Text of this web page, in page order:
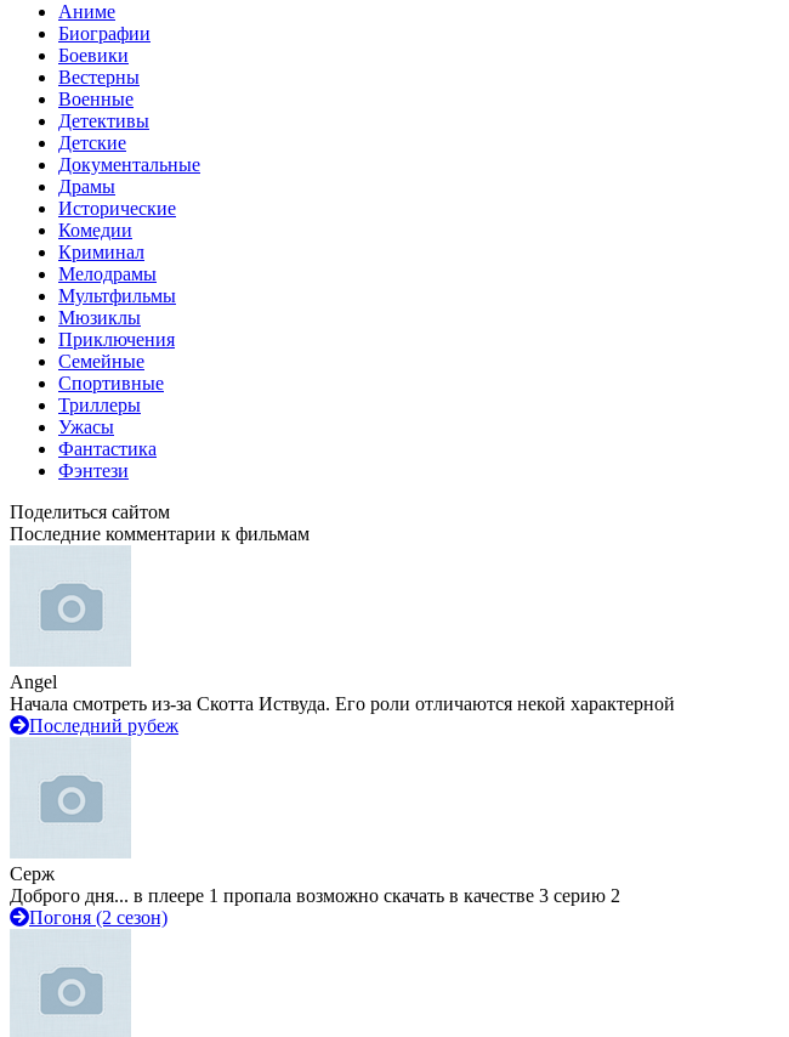
Аниме
Биографии
Боевики
Вестерны
Военные
Детективы
Детские
Документальные
Драмы
Исторические
Комедии
Криминал
Мелодрамы
Мультфильмы
Мюзиклы
Приключения
Семейные
Спортивные
Триллеры
Ужасы
Фантастика
Фэнтези
Поделиться сайтом
Последние комментарии к фильмам
Angel
Начала смотреть из-за Скотта Иствуда. Его роли отличаются некой характерной
Последний рубеж
Серж
Доброго дня... в плеере 1 пропала возможно скачать в качестве 3 серию 2
Погоня (2 сезон)